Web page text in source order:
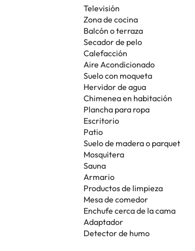
Televisión
Zona de cocina
Balcón o terraza
Secador de pelo
Calefacción
Aire Acondicionado
Suelo con moqueta
Hervidor de agua
Chimenea en habitación
Plancha para ropa
Escritorio
Patio
Suelo de madera o parquet
Mosquitera
Sauna
Armario
Productos de limpieza
Mesa de comedor
Enchufe cerca de la cama
Adaptador
Detector de humo